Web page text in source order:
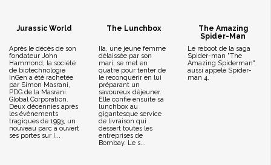
Jurassic World
Après le décès de son
fondateur John
Hammond, la société
de biotechnologie
InGen a été rachetée
par Simon Masrani,
PDG de la Masrani
Global Corporation.
Deux décennies après
les événements
tragiques de 1993, un
nouveau parc a ouvert
ses portes sur I...
The Lunchbox
Ila, une jeune femme
délaissée par son
mari, se met en
quatre pour tenter de
le reconquérir en lui
préparant un
savoureux déjeuner.
Elle confie ensuite sa
lunchbox au
gigantesque service
de livraison qui
dessert toutes les
entreprises de
Bombay. Le s...
The Amazing
Spider-Man
Le reboot de la saga
Spider-man "The
Amazing Spiderman"
aussi appelé Spider-
man 4.